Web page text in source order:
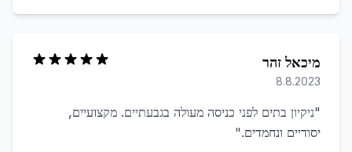
מיכאל זהר
8.8.2023
"ניקיון בתים לפני כניסה מעולה בגבעתיים. מקצועיים,
יסודיים ונחמדים."